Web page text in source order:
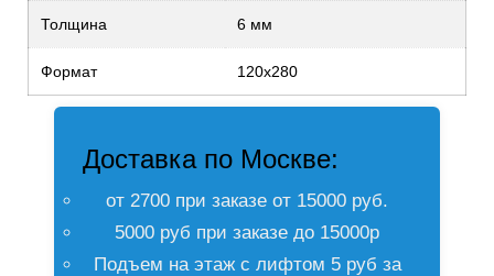
Толщина 6 мм
Формат 120х280
Доставка по Москве:
от 2700 при заказе от 15000 руб.
5000 руб при заказе до 15000р
Подъем на этаж с лифтом 5 руб за